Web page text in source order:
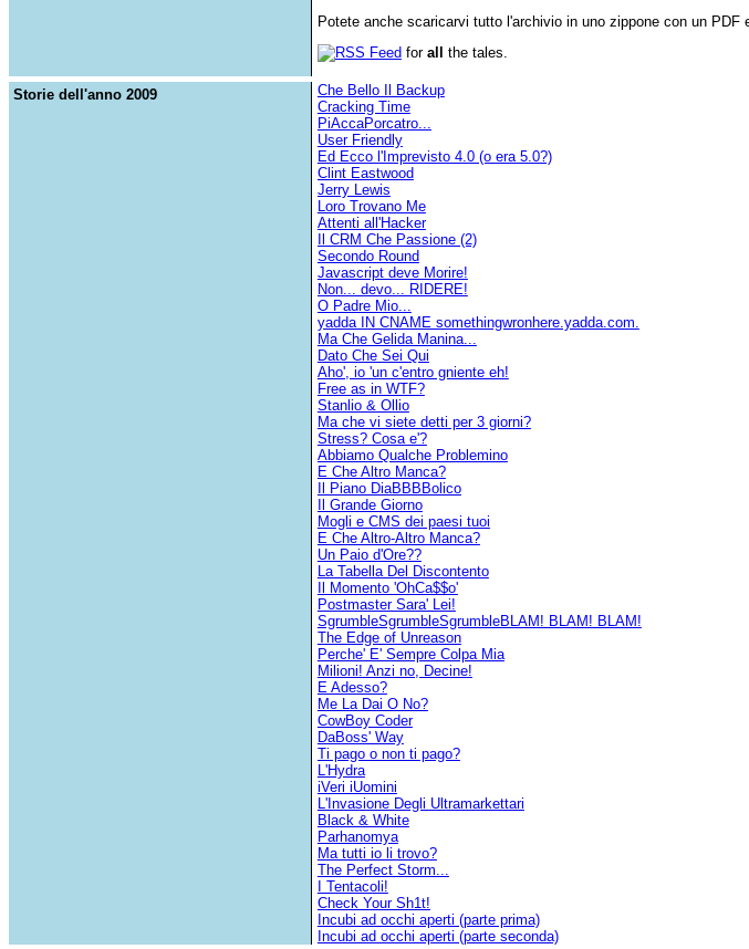
Potete anche scaricarvi tutto l'archivio in uno zippone con un PDF
RSS Feed for all the tales.
Storie dell'anno 2009
Che Bello Il Backup
Cracking Time
PiAccaPorcatro...
User Friendly
Ed Ecco l'Imprevisto 4.0 (o era 5.0?)
Clint Eastwood
Jerry Lewis
Loro Trovano Me
Attenti all'Hacker
Il CRM Che Passione (2)
Secondo Round
Javascript deve Morire!
Non... devo... RIDERE!
O Padre Mio...
yadda IN CNAME somethingwronhere.yadda.com.
Ma Che Gelida Manina...
Dato Che Sei Qui
Aho', io 'un c'entro gniente eh!
Free as in WTF?
Stanlio & Ollio
Ma che vi siete detti per 3 giorni?
Stress? Cosa e'?
Abbiamo Qualche Problemino
E Che Altro Manca?
Il Piano DiaBBBBolico
Il Grande Giorno
Mogli e CMS dei paesi tuoi
E Che Altro-Altro Manca?
Un Paio d'Ore??
La Tabella Del Discontento
Il Momento 'OhCa$$o'
Postmaster Sara' Lei!
SgrumbleSgrumbleSgrumbleBLAM! BLAM! BLAM!
The Edge of Unreason
Perche' E' Sempre Colpa Mia
Milioni! Anzi no, Decine!
E Adesso?
Me La Dai O No?
CowBoy Coder
DaBoss' Way
Ti pago o non ti pago?
L'Hydra
iVeri iUomini
L'Invasione Degli Ultramarkettari
Black & White
Parhanomya
Ma tutti io li trovo?
The Perfect Storm...
I Tentacoli!
Check Your Sh1t!
Incubi ad occhi aperti (parte prima)
Incubi ad occhi aperti (parte seconda)